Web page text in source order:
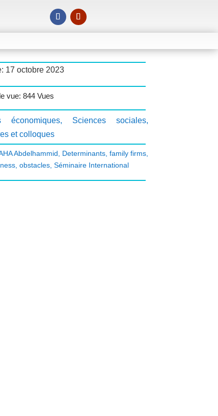
17 octobre 2023
vue: 844 Vues
économiques, Sciences sociales,
et colloques
Abdelhammid, Determinants, family firms,
, obstacles, Séminaire International